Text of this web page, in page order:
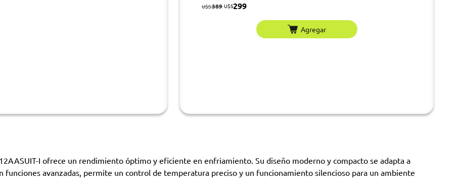
U$S389 U$S299
Agregar
I ofrece un rendimiento óptimo y eficiente en enfriamiento. Su diseño moderno y compacto se adapta a
funciones avanzadas, permite un control de temperatura preciso y un funcionamiento silencioso para un ambiente